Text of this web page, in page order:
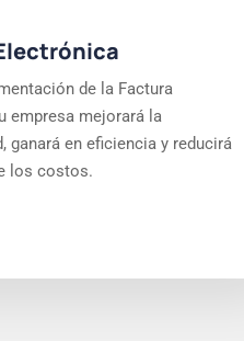
de la Factura
empresa mejorará la
ganará en eficiencia y reducirá
los costos.